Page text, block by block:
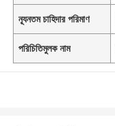
ন্যূনতম চাহিদার পরিমাণ
পরিচিতিমুলক নাম